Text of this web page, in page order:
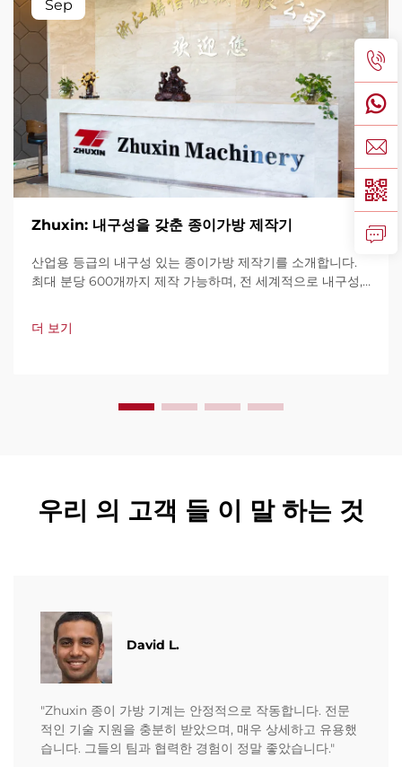
Sep
Zhuxin: 내구성을 갖춘 종이가방 제작기
산업용 등급의 내구성 있는 종이가방 제작기를 소개합니다.
최대 분당 600개까지 제작 가능하며, 전 세계적으로 내구성,
가 지원과 빠른 서비스를 제공합니다. 견적 요청을 지금 해보
세요.
더 보기
우리 의 고객 들 이 말 하는 것
David L.
"Zhuxin 종이 가방 기계는 안정적으로 작동합니다. 전문
적인 기술 지원을 충분히 받았으며, 매우 상세하고 유용했
습니다. 그들의 팀과 협력한 경험이 정말 좋았습니다."